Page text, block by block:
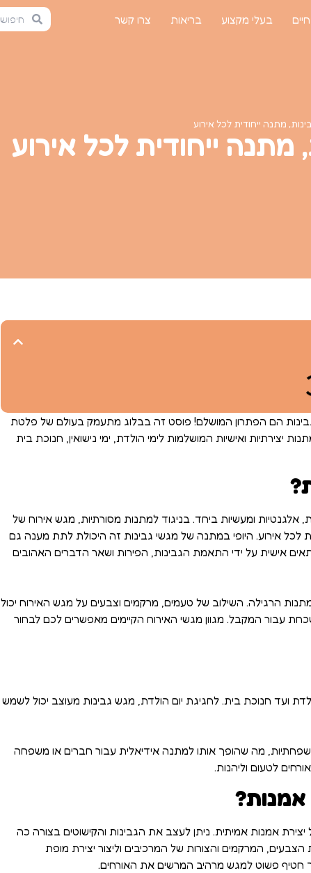
בעלי מקצוע בריאות צרו קשר
מתנה ייחודית לכל אירוע
ייחודית לכל אירוע
הם הפתרון המושלם! פוסט זה בבלוג מתעמק בעולם של פלטת
יצירתיות ואישיות המושלמות לימי הולדת, ימי נישואין, חנוכת בית
אלגנטיות ומעשיות ביחד. בניגוד למתנות מסורתיות, מגש אירוח של
לכל אירוע. היופי במתנה של מגשי גבינות זה היכולת לתת מענה גם
אישית על ידי התאמת הגבינות, הפירות ושאר הדברים האהובים
הרגילה. השילוב של טעמים, מרקמים וצבעים על מגש האירוח יכול
עבור המקבל. מגוון מגשי האירוח הקיימים מאפשרים לכם לבחור
ועד חנוכת בית. לחגיגת יום הולדת, מגש גבינות מעוצב יכול לשמש
מה שהופך אותו למתנה אידיאלית עבור חברים או משפחה
לטעום וליהנות.
אמנות אמיתית. ניתן לעצב את הגבינות והקישוטים בצורה כה
המרקמים והצורות של המרכיבים וליצור יצירת מופת
חטיף פשוט למגש מרהיב המרשים את האורחים.